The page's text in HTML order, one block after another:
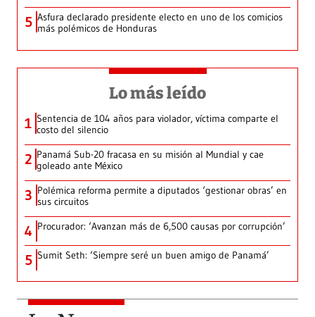
5 Asfura declarado presidente electo en uno de los comicios
más polémicos de Honduras
Lo más leído
1 Sentencia de 104 años para violador, víctima comparte el
costo del silencio
2 Panamá Sub-20 fracasa en su misión al Mundial y cae
goleado ante México
3 Polémica reforma permite a diputados ‘gestionar obras’ en
sus circuitos
4 Procurador: ‘Avanzan más de 6,500 causas por corrupción’
5 Sumit Seth: ‘Siempre seré un buen amigo de Panamá’